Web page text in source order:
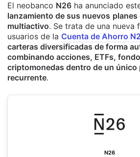
El neobanco N26 ha anunciado
lanzamiento de sus nuevos planes
multiactivo. Se trata de una nueva
usuarios de la Cuenta de Ahorro
carteras diversificadas de forma
combinando acciones, ETFs,
criptomonedas dentro de un único
recurrente.
N26